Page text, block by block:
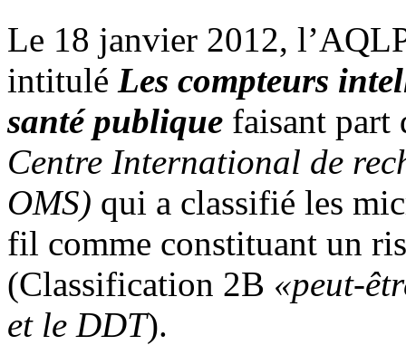
Le 18 janvier 2012,
intitulé Les compteurs
santé publique faisant part
Centre International de
OMS) qui a classifié les
fil comme constituant un
(Classification 2B «peut-
et le DDT).